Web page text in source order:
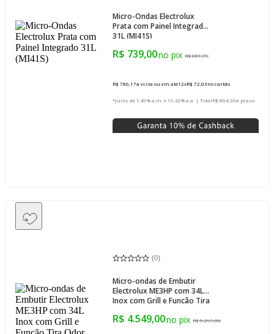
Micro-Ondas Electrolux
Prata com Painel Integrado
31L (MI41S)
R$ 739,00 R$ 881,79
R$ 786,17à vista ou em até12xR$ 72,03no cartão
*Juros de 1.49% a.m. e 19.42% a.a. | TotalR$ 864,36à prazo
(0)
Micro-ondas de Embutir
Electrolux ME3HP com 34L
Inox com Grill e Função Tira
R$ 4.549,00 R$ 5.299,00